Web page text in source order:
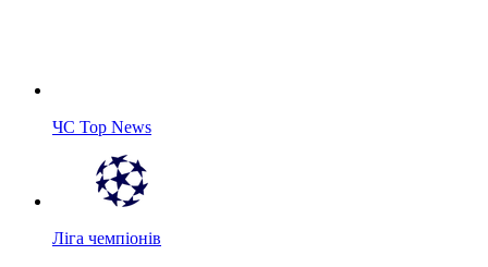
ЧС Top News
Ліга чемпіонів